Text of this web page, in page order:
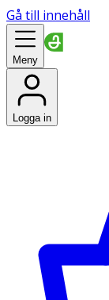
Gå till innehåll
Meny
Logga in